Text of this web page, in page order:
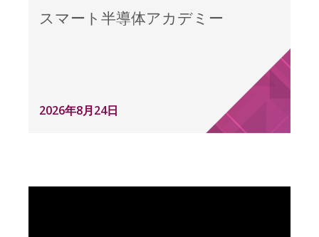
スマート半導体アカデミー
2026年8月24日